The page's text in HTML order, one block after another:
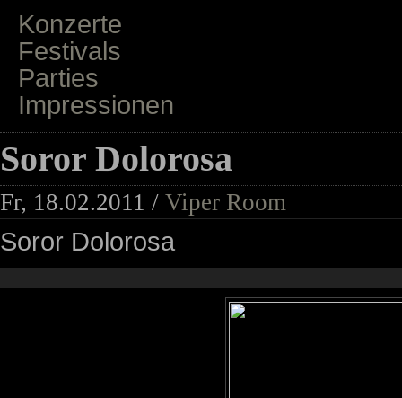
Konzerte
Festivals
Parties
Impressionen
Soror Dolorosa
Fr, 18.02.2011 / Viper Room
Soror Dolorosa